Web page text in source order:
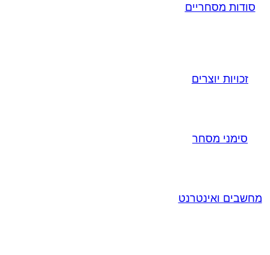
סודות מסחריים
זכויות יוצרים
סימני מסחר
מחשבים ואינטרנט